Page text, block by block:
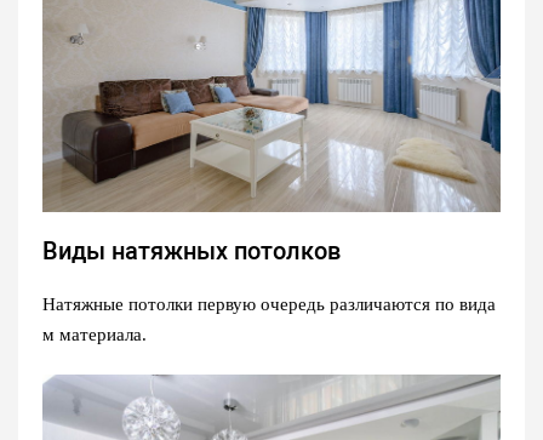
Виды натяжных потолков
Натяжные потолки первую очередь различаются по вида
м материала.